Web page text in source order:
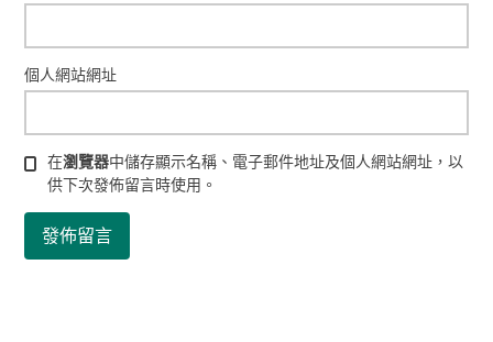
個人網站網址
在瀏覽器中儲存顯示名稱、電子郵件地址及個人網站網址，以
供下次發佈留言時使用。